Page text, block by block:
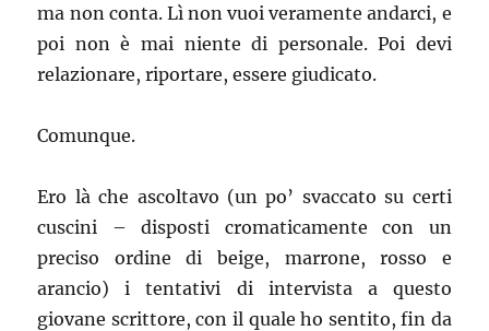
ma non conta. Lì non vuoi veramente andarci, e
poi non è mai niente di personale. Poi devi
relazionare, riportare, essere giudicato.
Comunque.
Ero là che ascoltavo (un po’ svaccato su certi
cuscini – disposti cromaticamente con un
preciso ordine di beige, marrone, rosso e
arancio) i tentativi di intervista a questo
giovane scrittore, con il quale ho sentito, fin da